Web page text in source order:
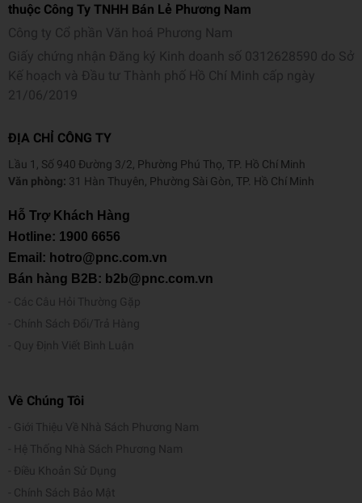
thuộc Công Ty TNHH Bán Lẻ Phương Nam
Công ty Cổ phần Văn hoá Phương Nam
Giấy chứng nhận Đăng ký Kinh doanh số 0312628590 do Sở
Kế hoạch và Đầu tư Thành phố Hồ Chí Minh cấp ngày
21/06/2019
ĐỊA CHỈ CÔNG TY
Lầu 1, Số 940 Đường 3/2, Phường Phú Thọ, TP. Hồ Chí Minh
Văn phòng: 31 Hàn Thuyên, Phường Sài Gòn, TP. Hồ Chí Minh
Hỗ Trợ Khách Hàng
Hotline: 1900 6656
Email: hotro@pnc.com.vn
Bán hàng B2B: b2b@pnc.com.vn
Các Câu Hỏi Thường Gặp
Chính Sách Đổi/Trả Hàng
Quy Định Viết Bình Luận
Về Chúng Tôi
Giới Thiệu Về Nhà Sách Phương Nam
Hệ Thống Nhà Sách Phương Nam
Điều Khoản Sử Dụng
Chính Sách Bảo Mật